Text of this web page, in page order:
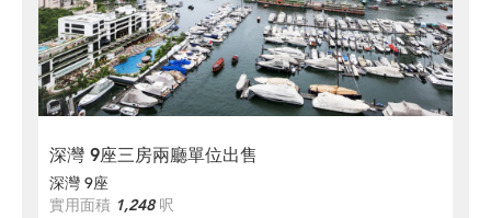
深灣 9座三房兩廳單位出售
深灣 9座
實用面積 1,248呎